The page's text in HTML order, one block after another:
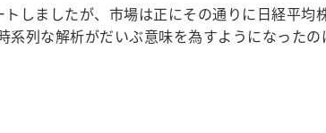
ましたが、市場は正にその通りに日経平均
列な解析がだいぶ意味を為すようになった